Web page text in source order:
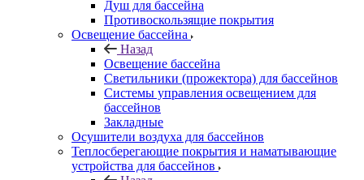
Душ для бассейна
Противоскользящие покрытия
Освещение бассейна
Назад
Освещение бассейна
Светильники (прожектора) для бассейнов
Системы управления освещением для
бассейнов
Закладные
Осушители воздуха для бассейнов
Теплосберегающие покрытия и наматывающие
устройства для бассейнов